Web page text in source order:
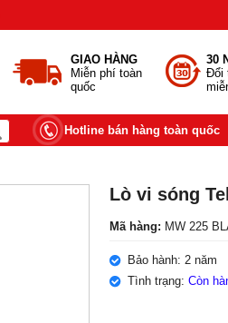
GIAO HÀNG
Miễn phí toàn
quốc
30
Đổi
Hotline bán hàng toàn quốc
Lò vi sóng
Mã hàng: MW 225
Bảo hành: 2 năm
Tình trạng: Còn